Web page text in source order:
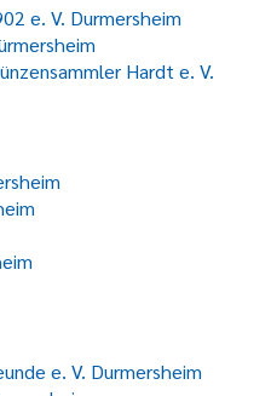
e. V. Durmersheim
Hardt e. V.
e. V. Durmersheim